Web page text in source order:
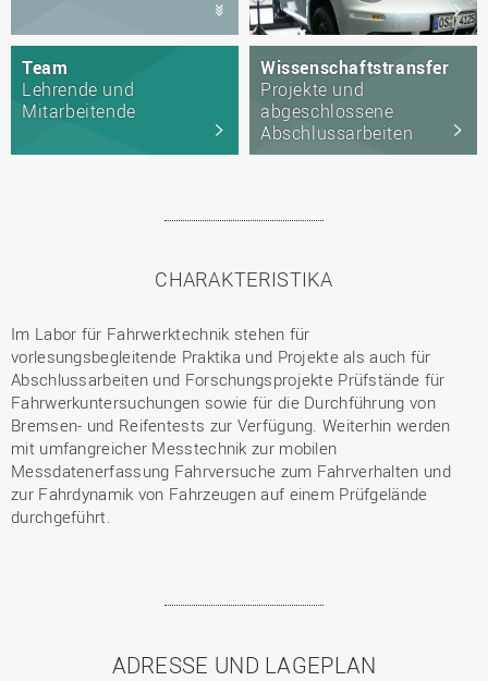
Team
Lehrende und
Mitarbeitende
Wissenschaftstransfer
Projekte und
abgeschlossene
Abschlussarbeiten
CHARAKTERISTIKA
Im Labor für Fahrwerktechnik stehen für
vorlesungsbegleitende Praktika und Projekte als auch für
Abschlussarbeiten und Forschungsprojekte Prüfstände für
Fahrwerkuntersuchungen sowie für die Durchführung von
Bremsen- und Reifentests zur Verfügung. Weiterhin werden
mit umfangreicher Messtechnik zur mobilen
Messdatenerfassung Fahrversuche zum Fahrverhalten und
zur Fahrdynamik von Fahrzeugen auf einem Prüfgelände
durchgeführt.
ADRESSE UND LAGEPLAN